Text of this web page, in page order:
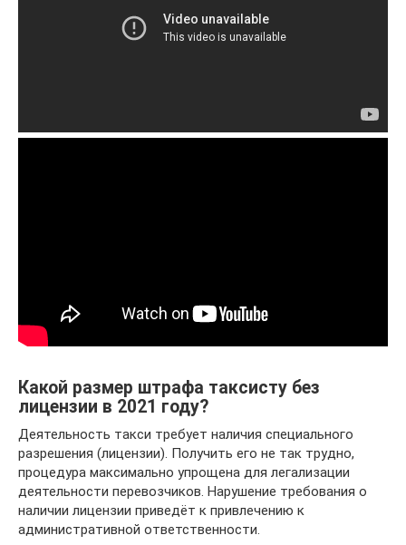
Какой размер штрафа таксисту без
лицензии в 2021 году?
Деятельность такси требует наличия специального
разрешения (лицензии). Получить его не так трудно,
процедура максимально упрощена для легализации
деятельности перевозчиков. Нарушение требования о
наличии лицензии приведёт к привлечению к
административной ответственности.